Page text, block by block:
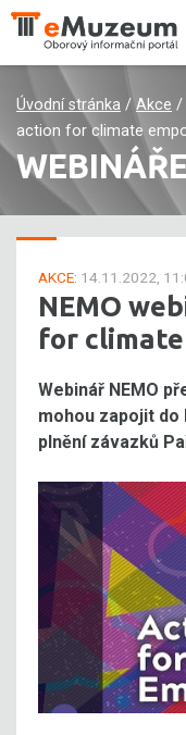
Úvodní stránka / Akce /
action for climate
WEBINÁŘE
AKCE: 14.11.2022,
NEMO
for
Webinář NEMO
mohou zapojit
plnění závazků